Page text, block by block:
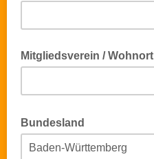
Mitgliedsverein / Wohnort
Bundesland